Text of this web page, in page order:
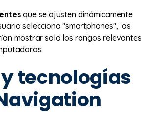
que se ajusten dinámicamente
selecciona "smartphones", las
mostrar solo los rangos relevantes
tecnologías